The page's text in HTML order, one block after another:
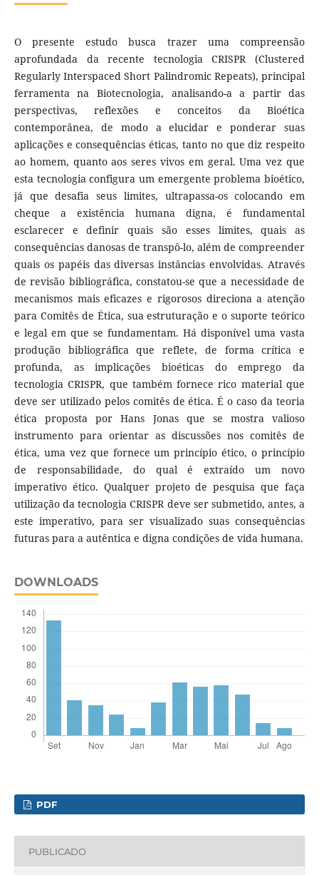
O presente estudo busca trazer uma compreensão
aprofundada da recente tecnologia CRISPR (Clustered
Regularly Interspaced Short Palindromic Repeats), principal
ferramenta na Biotecnologia, analisando-a a partir das
perspectivas, reflexões e conceitos da Bioética
contemporânea, de modo a elucidar e ponderar suas
aplicações e consequências éticas, tanto no que diz respeito
ao homem, quanto aos seres vivos em geral. Uma vez que
esta tecnologia configura um emergente problema bioético,
já que desafia seus limites, ultrapassa-os colocando em
cheque a existência humana digna, é fundamental
esclarecer e definir quais são esses limites, quais as
consequências danosas de transpô-lo, além de compreender
quais os papéis das diversas instâncias envolvidas. Através
de revisão bibliográfica, constatou-se que a necessidade de
mecanismos mais eficazes e rigorosos direciona a atenção
para Comitês de Ética, sua estruturação e o suporte teórico
e legal em que se fundamentam. Há disponível uma vasta
produção bibliográfica que reflete, de forma crítica e
profunda, as implicações bioéticas do emprego da
tecnologia CRISPR, que também fornece rico material que
deve ser utilizado pelos comitês de ética. É o caso da teoria
ética proposta por Hans Jonas que se mostra valioso
instrumento para orientar as discussões nos comitês de
ética, uma vez que fornece um princípio ético, o princípio
de responsabilidade, do qual é extraído um novo
imperativo ético. Qualquer projeto de pesquisa que faça
utilização da tecnologia CRISPR deve ser submetido, antes, a
este imperativo, para ser visualizado suas consequências
futuras para a autêntica e digna condições de vida humana.
DOWNLOADS
PDF
PUBLICADO